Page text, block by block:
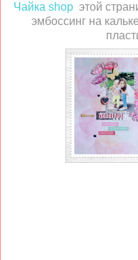
Чайка shopэтой
эмбоссинг на